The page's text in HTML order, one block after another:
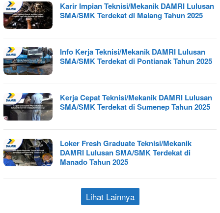
Karir Impian Teknisi/Mekanik DAMRI Lulusan
SMA/SMK Terdekat di Malang Tahun 2025
Info Kerja Teknisi/Mekanik DAMRI Lulusan
SMA/SMK Terdekat di Pontianak Tahun 2025
Kerja Cepat Teknisi/Mekanik DAMRI Lulusan
SMA/SMK Terdekat di Sumenep Tahun 2025
Loker Fresh Graduate Teknisi/Mekanik
DAMRI Lulusan SMA/SMK Terdekat di
Manado Tahun 2025
Lihat Lainnya